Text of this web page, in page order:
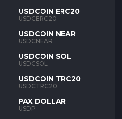
USDCOIN ERC20
USDCERC20
USDCOIN NEAR
USDCNEAR
USDCOIN SOL
USDCSOL
USDCOIN TRC20
USDCTRC20
PAX DOLLAR
USDP